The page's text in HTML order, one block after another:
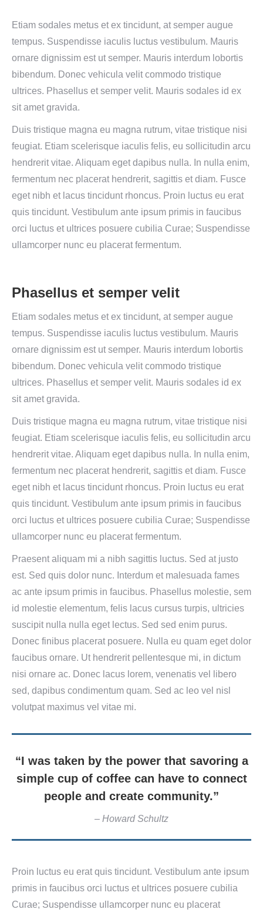
Etiam sodales metus et ex tincidunt, at semper augue
tempus. Suspendisse iaculis luctus vestibulum. Mauris
ornare dignissim est ut semper. Mauris interdum lobortis
bibendum. Donec vehicula velit commodo tristique
ultrices. Phasellus et semper velit. Mauris sodales id ex
sit amet gravida.
Duis tristique magna eu magna rutrum, vitae tristique nisi
feugiat. Etiam scelerisque iaculis felis, eu sollicitudin arcu
hendrerit vitae. Aliquam eget dapibus nulla. In nulla enim,
fermentum nec placerat hendrerit, sagittis et diam. Fusce
eget nibh et lacus tincidunt rhoncus. Proin luctus eu erat
quis tincidunt. Vestibulum ante ipsum primis in faucibus
orci luctus et ultrices posuere cubilia Curae; Suspendisse
ullamcorper nunc eu placerat fermentum.
Phasellus et semper velit
Etiam sodales metus et ex tincidunt, at semper augue
tempus. Suspendisse iaculis luctus vestibulum. Mauris
ornare dignissim est ut semper. Mauris interdum lobortis
bibendum. Donec vehicula velit commodo tristique
ultrices. Phasellus et semper velit. Mauris sodales id ex
sit amet gravida.
Duis tristique magna eu magna rutrum, vitae tristique nisi
feugiat. Etiam scelerisque iaculis felis, eu sollicitudin arcu
hendrerit vitae. Aliquam eget dapibus nulla. In nulla enim,
fermentum nec placerat hendrerit, sagittis et diam. Fusce
eget nibh et lacus tincidunt rhoncus. Proin luctus eu erat
quis tincidunt. Vestibulum ante ipsum primis in faucibus
orci luctus et ultrices posuere cubilia Curae; Suspendisse
ullamcorper nunc eu placerat fermentum.
Praesent aliquam mi a nibh sagittis luctus. Sed at justo
est. Sed quis dolor nunc. Interdum et malesuada fames
ac ante ipsum primis in faucibus. Phasellus molestie, sem
id molestie elementum, felis lacus cursus turpis, ultricies
suscipit nulla nulla eget lectus. Sed sed enim purus.
Donec finibus placerat posuere. Nulla eu quam eget dolor
faucibus ornare. Ut hendrerit pellentesque mi, in dictum
nisi ornare ac. Donec lacus lorem, venenatis vel libero
sed, dapibus condimentum quam. Sed ac leo vel nisl
volutpat maximus vel vitae mi.
“I was taken by the power that savoring a
simple cup of coffee can have to connect
people and create community.”
– Howard Schultz
Proin luctus eu erat quis tincidunt. Vestibulum ante ipsum
primis in faucibus orci luctus et ultrices posuere cubilia
Curae; Suspendisse ullamcorper nunc eu placerat